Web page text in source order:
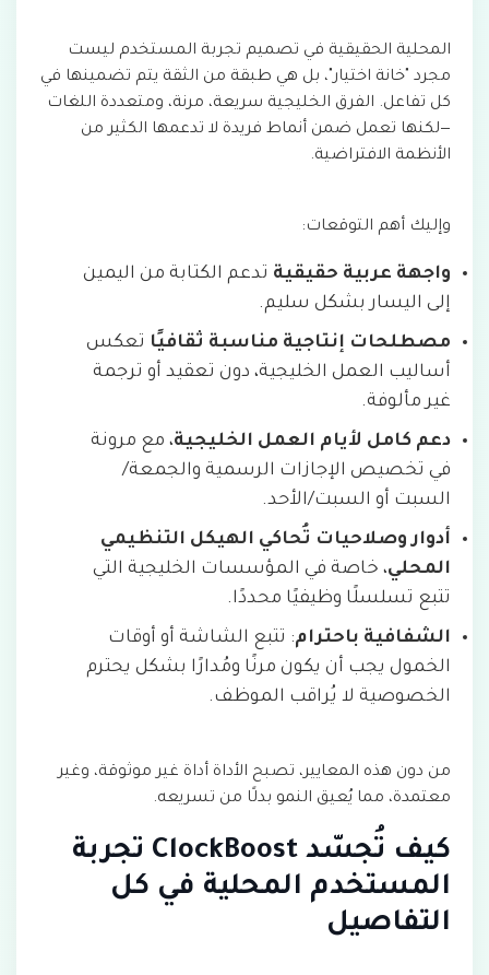
المحلية الحقيقية في تصميم تجربة المستخدم ليست
مجرد "خانة اختيار"، بل هي طبقة من الثقة يتم تضمينها في
كل تفاعل. الفرق الخليجية سريعة، مرنة، ومتعددة اللغات
—لكنها تعمل ضمن أنماط فريدة لا تدعمها الكثير من
الأنظمة الافتراضية.
وإليك أهم التوقعات:
واجهة عربية حقيقية تدعم الكتابة من اليمين
إلى اليسار بشكل سليم.
مصطلحات إنتاجية مناسبة ثقافيًا تعكس
أساليب العمل الخليجية، دون تعقيد أو ترجمة
غير مألوفة.
دعم كامل لأيام العمل الخليجية، مع مرونة
في تخصيص الإجازات الرسمية والجمعة/
السبت أو السبت/الأحد.
أدوار وصلاحيات تُحاكي الهيكل التنظيمي
المحلي، خاصة في المؤسسات الخليجية التي
تتبع تسلسلًا وظيفيًا محددًا.
الشفافية باحترام: تتبع الشاشة أو أوقات
الخمول يجب أن يكون مرنًا ومُدارًا بشكل يحترم
الخصوصية لا يُراقب الموظف.
من دون هذه المعايير، تصبح الأداة أداة غير موثوقة، وغير
معتمدة، مما يُعيق النمو بدلًا من تسريعه.
كيف تُجسّد ClockBoost تجربة
المستخدم المحلية في كل
التفاصيل